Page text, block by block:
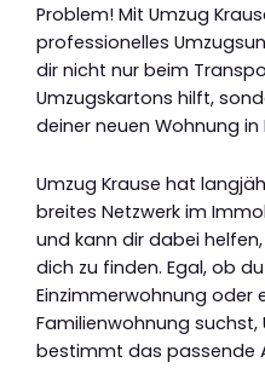
Problem! Mit Umzug
professionelles
dir nicht nur beim
Umzugskartons hilft,
deiner neuen Wohnung
Umzug Krause hat
breites Netzwerk im
und kann dir dabei
dich zu finden. Egal, ob
Einzimmerwohnung oder
Familienwohnung suchst,
bestimmt das passende